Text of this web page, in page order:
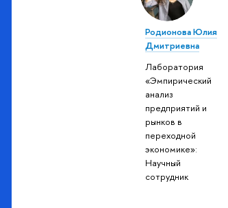
Родионова Юлия
Дмитриевна
Лаборатория
«Эмпирический
анализ
предприятий и
рынков в
переходной
экономике»:
Научный
сотрудник